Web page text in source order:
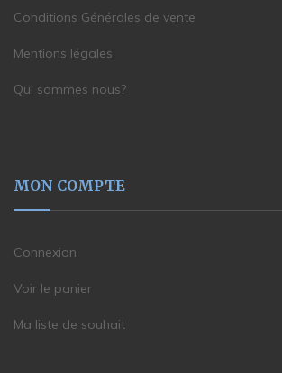
Conditions Générales de vente
Mentions légales
Qui sommes nous?
MON COMPTE
Connexion
Voir le panier
Ma liste de souhait